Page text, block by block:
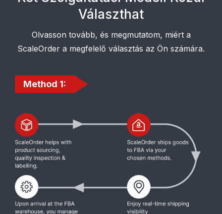
Választhat
Olvasson tovább, és megmutatom, miért a
ScaleOrder a megfelelő választás az Ön számára.
Method 1: